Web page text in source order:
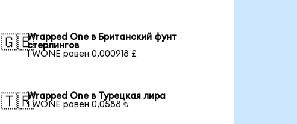
🇬🇧Wrapped One в Британский фунт
стерлингов
1 WONE равен 0,000918 £
🇹🇷Wrapped One в Турецкая лира
1 WONE равен 0,0588 ₺